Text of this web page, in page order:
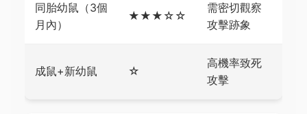
同胎幼鼠（3個
月內）
★★★☆☆
需密切觀察
攻擊跡象
成鼠+新幼鼠 ☆
高機率致死
攻擊